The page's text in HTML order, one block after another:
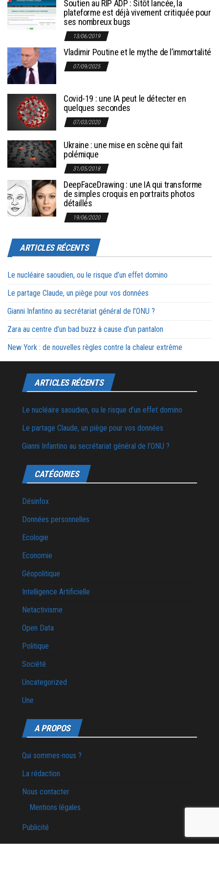
Soutien au RIP ADP : Sitôt lancée, la
plateforme est déjà vivement critiquée pour
ses nombreux bugs
13/06/2019
Vladimir Poutine et le mythe de l’immortalité
07/09/2025
Covid-19 : une IA peut le détecter en
quelques secondes
07/03/2020
Ukraine : une mise en scène qui fait
polémique
31/05/2018
DeepFaceDrawing : une IA qui transforme
de simples croquis en portraits photos
détaillés
19/06/2020
ARTICLES RÉCENTS
Le nucléaire saoudien, ou le risque d’un effet domino
Le partage Claude, un piège pour vos données
Gianni Infantino au secrétariat général de l’ONU ?
Zara au centre d’un bad buzz à cause d’un pantalon
New York : de nouvelles règles contre la chaleur extrême
ARTICLES RÉCENTS
Le nucléaire saoudien, ou le risque d’un effet domino
Le partage Claude, un piège pour vos données
Gianni Infantino au secrétariat général de l’ONU ?
CATÉGORIES
Désinfox
Données personnelles
Ecologie
Economie
Géopolitique
Intelligence Artificielle
Netactivisme
Open Data
Politique
Société
Uncategorized
Une
A PROPOS
Qui sommes-nous ?
La rédaction
Nous contacter
Mentions légales
Publicité